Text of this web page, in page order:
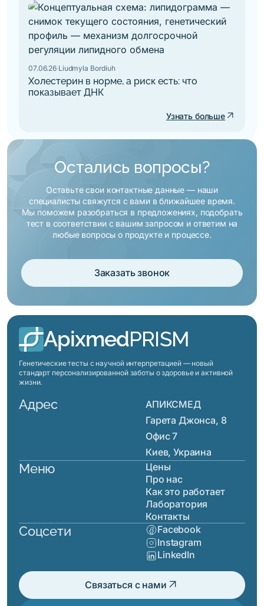
07.06.26·Liudmyla Bordiuh
Холестерин в норме, а риск есть: что
показывает ДНК
Узнать больше arrow_outward
Остались вопросы?
Оставьте свои контактные данные — наши
специалисты свяжутся с вами в ближайшее время.
Мы поможем разобраться в предложениях, подобрать
тест в соответствии с вашим запросом и ответим на
любые вопросы о продукте и процессе.
Заказать звонок
ApixmedPRISM
Генетические тесты с научной интерпретацией — новый
стандарт персонализированной заботы о здоровье и активной
жизни.
Адрес
АПИКСМЕД
Гарета Джонса, 8
Офис 7
Киев, Украина
Меню
Цены
Про нас
Как это работает
Лаборатория
Контакты
Соцсети
Facebook
Instagram
LinkedIn
Связаться с нами arrow_outward